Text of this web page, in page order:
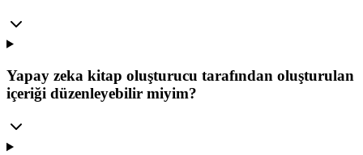
Yapay zeka kitap oluşturucu tarafından oluşturulan
içeriği düzenleyebilir miyim?